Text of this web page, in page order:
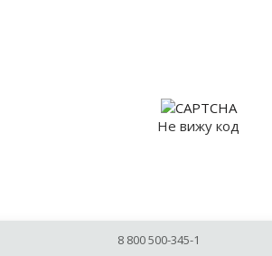
Не вижу код
8 800 500-345-1